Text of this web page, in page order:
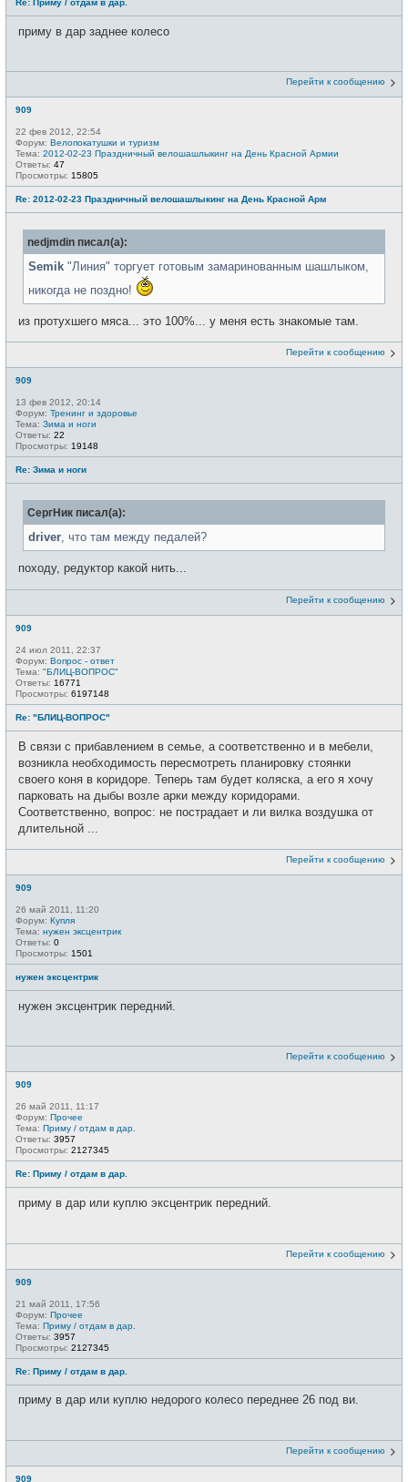
Re: Приму / отдам в дар.
приму в дар заднее колесо
Перейти к сообщению
909
22 фев 2012, 22:54
Форум: Велопокатушки и туризм
Тема: 2012-02-23 Праздничный велошашлыкинг на День Красной Армии
Ответы: 47
Просмотры: 15805
Re: 2012-02-23 Праздничный велошашлыкинг на День Красной Арм
nedjmdin писал(а):
Semik "Линия" торгует готовым замаринованным шашлыком,
никогда не поздно!
из протухшего мяса... это 100%... у меня есть знакомые там.
Перейти к сообщению
909
13 фев 2012, 20:14
Форум: Тренинг и здоровье
Тема: Зима и ноги
Ответы: 22
Просмотры: 19148
Re: Зима и ноги
СергНик писал(а):
driver, что там между педалей?
походу, редуктор какой нить...
Перейти к сообщению
909
24 июл 2011, 22:37
Форум: Вопрос - ответ
Тема: "БЛИЦ-ВОПРОС"
Ответы: 16771
Просмотры: 6197148
Re: "БЛИЦ-ВОПРОС"
В связи с прибавлением в семье, а соответственно и в мебели,
возникла необходимость пересмотреть планировку стоянки
своего коня в коридоре. Теперь там будет коляска, а его я хочу
парковать на дыбы возле арки между коридорами.
Соответственно, вопрос: не пострадает и ли вилка воздушка от
длительной ...
Перейти к сообщению
909
26 май 2011, 11:20
Форум: Купля
Тема: нужен эксцентрик
Ответы: 0
Просмотры: 1501
нужен эксцентрик
нужен эксцентрик передний.
Перейти к сообщению
909
26 май 2011, 11:17
Форум: Прочее
Тема: Приму / отдам в дар.
Ответы: 3957
Просмотры: 2127345
Re: Приму / отдам в дар.
приму в дар или куплю эксцентрик передний.
Перейти к сообщению
909
21 май 2011, 17:56
Форум: Прочее
Тема: Приму / отдам в дар.
Ответы: 3957
Просмотры: 2127345
Re: Приму / отдам в дар.
приму в дар или куплю недорого колесо переднее 26 под ви.
Перейти к сообщению
909